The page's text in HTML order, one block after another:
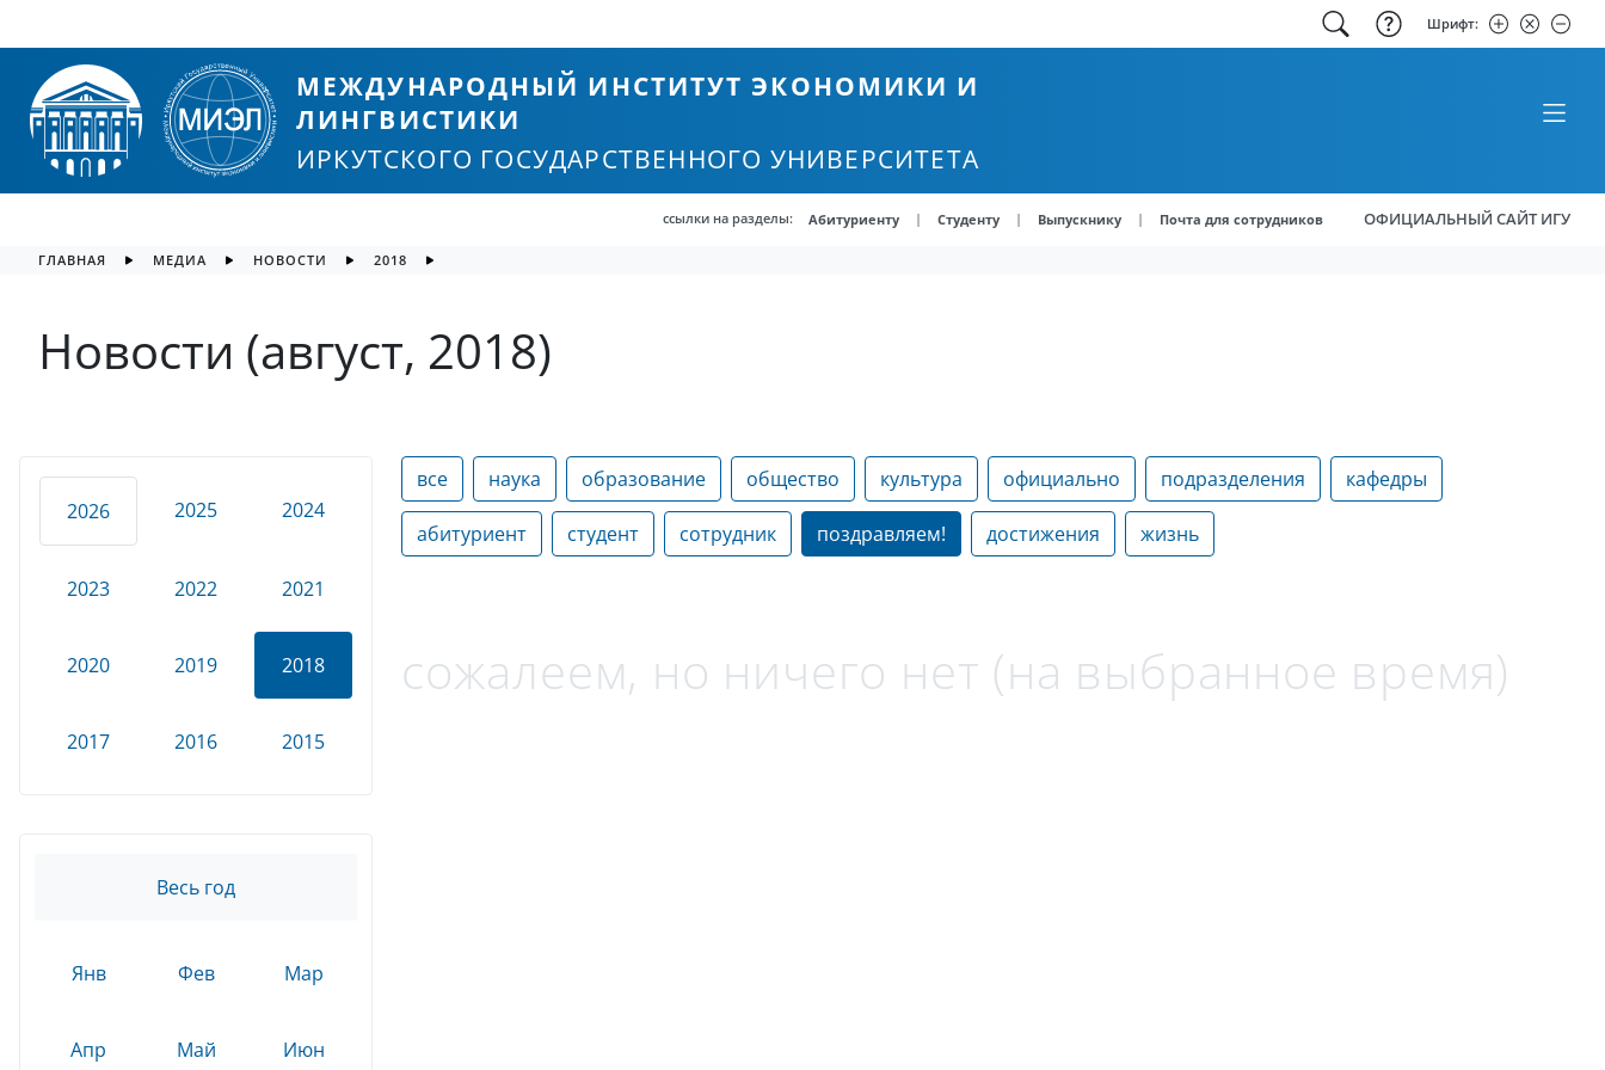
Шрифт:
МЕЖДУНАРОДНЫЙ ИНСТИТУТ ЭКОНОМИКИ И
ЛИНГВИСТИКИ
ИРКУТСКОГО ГОСУДАРСТВЕННОГО УНИВЕРСИТЕТА
ссылки на разделы: Абитуриенту | Студенту | Выпускнику | Почта для сотрудников ОФИЦИАЛЬНЫЙ САЙТ ИГУ
ГЛАВНАЯ МЕДИА НОВОСТИ 2018
Новости (август, 2018)
2026 2025 2024
2023 2022 2021
2020 2019 2018
2017 2016 2015
Весь год
Янв Фев Мар
Апр Май Июн
все наука образование общество культура официально подразделения кафедры
абитуриент студент сотрудник поздравляем! достижения жизнь
сожалеем, но ничего нет (на выбранное время)